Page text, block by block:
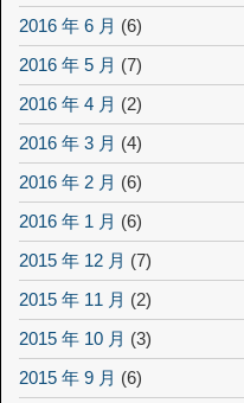
2016 年 6 月 (6)
2016 年 5 月 (7)
2016 年 4 月 (2)
2016 年 3 月 (4)
2016 年 2 月 (6)
2016 年 1 月 (6)
2015 年 12 月 (7)
2015 年 11 月 (2)
2015 年 10 月 (3)
2015 年 9 月 (6)